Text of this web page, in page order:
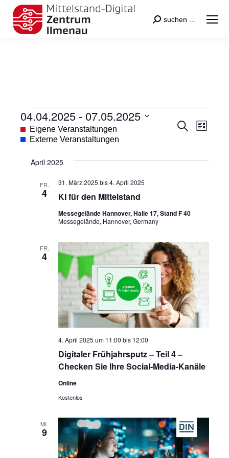
Search:
suchen ...
Veranstaltungen
und
Suche
Liste
04.04.2025 - 07.05.2025
Datum
wählen.
Eigene Veranstaltungen
Externe Veranstaltungen
April 2025
FR.
4 KI für den Mittelstand
31. März 2025 bis4. April 2025
Messegelände Hannover, Halle 17, Stand F 40
Messegelände, Hannover, Germany
FR.
4
Digitaler Frühjahrsputz – Teil 4 –
Checken Sie Ihre Social-Media-Kanäle
4. April 2025 um 11:00 bis 12:00
Online
Kostenlos
MI.
9